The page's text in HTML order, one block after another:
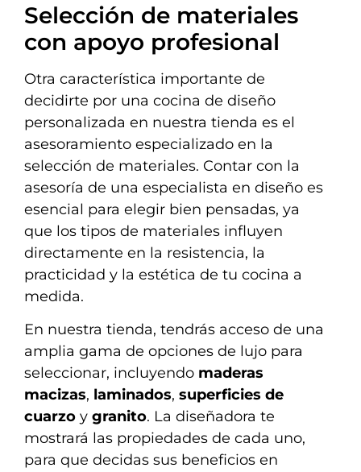
Selección de materiales
con apoyo profesional
Otra característica importante de
decidirte por una cocina de diseño
personalizada en nuestra tienda es el
asesoramiento especializado en la
selección de materiales. Contar con la
asesoría de una especialista en diseño es
esencial para elegir bien pensadas, ya
que los tipos de materiales influyen
directamente en la resistencia, la
practicidad y la estética de tu cocina a
medida.
En nuestra tienda, tendrás acceso de una
amplia gama de opciones de lujo para
seleccionar, incluyendo maderas
macizas, laminados, superficies de
cuarzo y granito. La diseñadora te
mostrará las propiedades de cada uno,
para que decidas sus beneficios en